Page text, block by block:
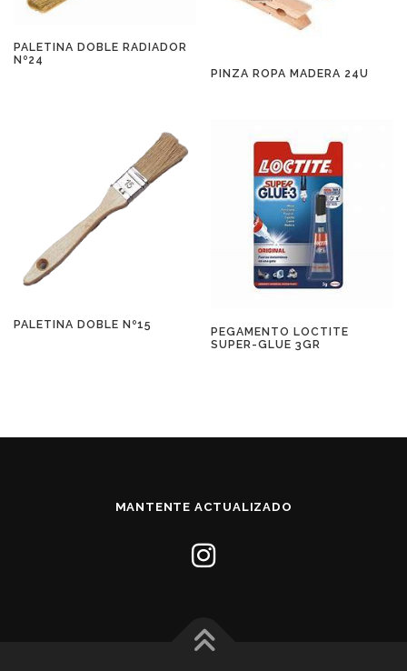
PALETINA DOBLE RADIADOR
Nº24
PINZA ROPA MADERA 24U
PALETINA DOBLE Nº15
PEGAMENTO LOCTITE
SUPER-GLUE 3GR
MANTENTE ACTUALIZADO